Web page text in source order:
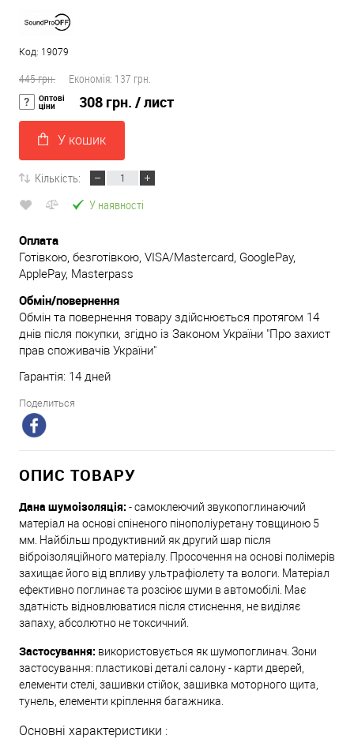
Код: 19079
445 грн. Економія: 137 грн.
Оптові
ціни 308 грн. / лист
У кошик
Кількість:
У наявності
Оплата
Готівкою, безготівкою, VISA/Mastercard, GooglePay,
ApplePay, Masterpass
Обмін/повернення
Обмін та повернення товару здійснюється протягом 14
днів після покупки, згідно із Законом України "Про захист
прав споживачів України"
Гарантія: 14 дней
Поделиться
ОПИС ТОВАРУ
Дана шумоізоляція: - самоклеючий звукопоглинаючий
матеріал на основі спіненого пінополіуретану товщиною 5
мм. Найбільш продуктивний як другий шар після
віброізоляційного матеріалу. Просочення на основі полімерів
захищає його від впливу ультрафіолету та вологи. Матеріал
ефективно поглинає та розсіює шуми в автомобілі. Має
здатність відновлюватися після стиснення, не виділяє
запаху, абсолютно не токсичний.
Застосування: використовується як шумопоглинач. Зони
застосування: пластикові деталі салону - карти дверей,
елементи стелі, зашивки стійок, зашивка моторного щита,
тунель, елементи кріплення багажника.
Основні характеристики :